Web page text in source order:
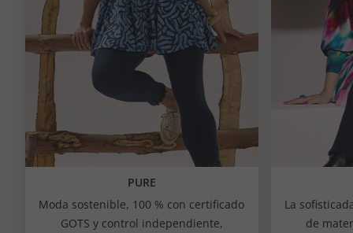
PURE
Moda sostenible, 100 % con certificado
GOTS y control independiente,
La
de